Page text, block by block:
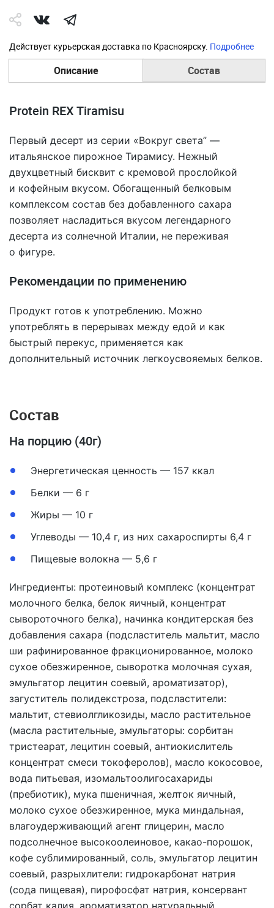
Действует курьерская доставка по Красноярску. Подробнее
Описание Состав
Protein REX Tiramisu
Первый десерт из серии «Вокруг света” —
итальянское пирожное Тирамису. Нежный
двухцветный бисквит с кремовой прослойкой
и кофейным вкусом. Обогащенный белковым
комплексом состав без добавленного сахара
позволяет насладиться вкусом легендарного
десерта из солнечной Италии, не переживая
о фигуре.
Рекомендации по применению
Продукт готов к употреблению. Можно
употреблять в перерывах между едой и как
быстрый перекус, применяется как
дополнительный источник легкоусвояемых белков.
Состав
На порцию (40г)
Энергетическая ценность — 157 ккал
Белки — 6 г
Жиры — 10 г
Углеводы — 10,4 г, из них сахароспирты 6,4 г
Пищевые волокна — 5,6 г
Ингредиенты: протеиновый комплекс (концентрат
молочного белка, белок яичный, концентрат
сывороточного белка), начинка кондитерская без
добавления сахара (подсластитель мальтит, масло
ши рафинированное фракционированное, молоко
сухое обезжиренное, сыворотка молочная сухая,
эмульгатор лецитин соевый, ароматизатор),
загуститель полидекстроза, подсластители:
мальтит, стевиолгликозиды, масло растительное
(масла растительные, эмульгаторы: сорбитан
тристеарат, лецитин соевый, антиокислитель
концентрат смеси токоферолов), масло кокосовое,
вода питьевая, изомальтоолигосахариды
(пребиотик), мука пшеничная, желток яичный,
молоко сухое обезжиренное, мука миндальная,
влагоудерживающий агент глицерин, масло
подсолнечное высокоолеиновое, какао-порошок,
кофе сублимированный, соль, эмульгатор лецитин
соевый, разрыхлители: гидрокарбонат натрия
(сода пищевая), пирофосфат натрия, консервант
сорбат калия, ароматизатор натуральный.